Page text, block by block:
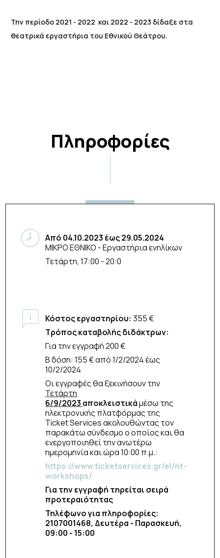
Την περίοδο 2021 - 2022 και 2022 - 2023 δίδαξε στα
θεατρικά εργαστήρια του Εθνικού Θεάτρου.
Πληροφορίες
Από 04.10.2023 έως29.05.2024
ΜΙΚΡΟ ΕΘΝΙΚΟ - Εργαστήρια ενηλίκων
Τετάρτη, 17:00 - 20:0
Κόστος εργαστηρίου: 355 €
Τρόπος καταβολής διδάκτρων:
Για την εγγραφή 200 €
Β δόση: 155 € από 1/2/2024 έως
10/2/2024
Οι εγγραφές θα ξεκινήσουν την
Τετάρτη
6/9/2023 αποκλειστικάμέσω της
ηλεκτρονικής πλατφόρμας της
Ticket Services ακολουθώντας τον
παρακάτω σύνδεσμο ο οποίος και θα
ενεργοποιηθεί την ανωτέρω
ημερομηνία και ώρα 10:00 π.μ.:
https://www.ticketservices.gr/el/nt-
workshops/
Για την εγγραφή τηρείται σειρά
προτεραιότητας
Τηλέφωνο για πληροφορίες:
2107001468, Δευτέρα - Παρασκευή,
09:00 - 15:00